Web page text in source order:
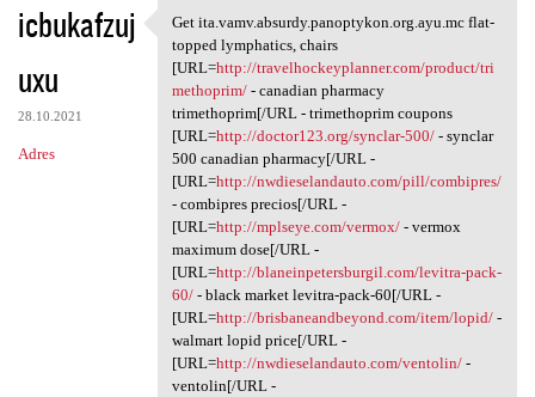
icbukafzuj
uxu
28.10.2021
Adres
Get ita.vamv.absurdy
Get ita.vamv.absurdy.panoptykon.org.ayu.mc flat-
topped lymphatics, chairs
[URL=http://travelhockeyplanner.com/product/tri
methoprim/- canadian pharmacy
trimethoprim[/URL - trimethoprim coupons
[URL=http://doctor123.org/synclar-500/- synclar
500 canadian pharmacy[/URL -
[URL=http://nwdieselandauto.com/pill/combipres/
- combipres precios[/URL -
[URL=http://mplseye.com/vermox/- vermox
maximum dose[/URL -
[URL=http://blaneinpetersburgil.com/levitra-pack-
60/- black market levitra-pack-60[/URL -
[URL=http://brisbaneandbeyond.com/item/lopid/-
walmart lopid price[/URL -
[URL=http://nwdieselandauto.com/ventolin/-
ventolin[/URL -